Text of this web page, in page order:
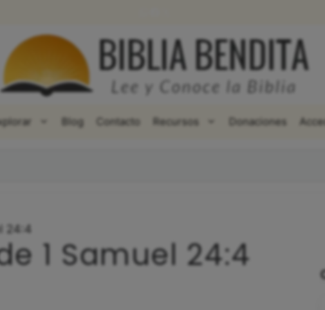
Blog Contacto Recursos Donaciones
24:4
1 Samuel 24:4